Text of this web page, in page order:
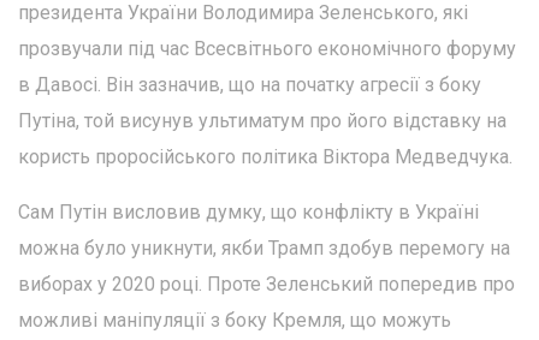
президента України Володимира Зеленського, які
прозвучали під час Всесвітнього економічного форуму
в Давосі. Він зазначив, що на початку агресії з боку
Путіна, той висунув ультиматум про його відставку на
користь проросійського політика Віктора Медведчука.
Сам Путін висловив думку, що конфлікту в Україні
можна було уникнути, якби Трамп здобув перемогу на
виборах у 2020 році. Проте Зеленський попередив про
можливі маніпуляції з боку Кремля, що можуть